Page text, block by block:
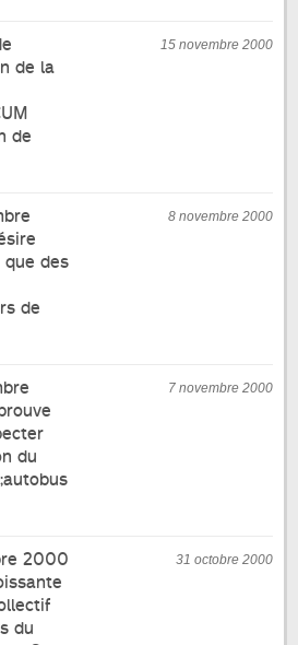
15 novembre 2000
de la
de
8 novembre 2000
des
de
7 novembre 2000
du
31 octobre 2000
2000
du